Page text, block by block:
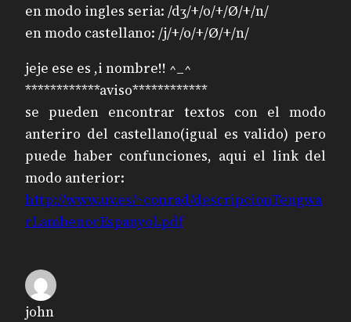
en modo ingles seria: /dʒ/+/o/+/Ø/+/n/
en modo castellano: /j/+/o/+/Ø/+/n/
jeje ese es ,i nombre!! ^_^
************aviso************
se pueden encontrar textos con el modo
anteriro del castellano(igual es valido) pero
puede haber confunciones, aqui el link del
modo anterior:
http://www.uv.es/~conrad/descripcionTengwa
rLambenorEspanyol.pdf
john